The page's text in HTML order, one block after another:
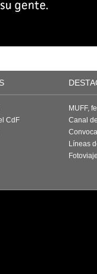
CdF
MUFF,
Canal
Líneas